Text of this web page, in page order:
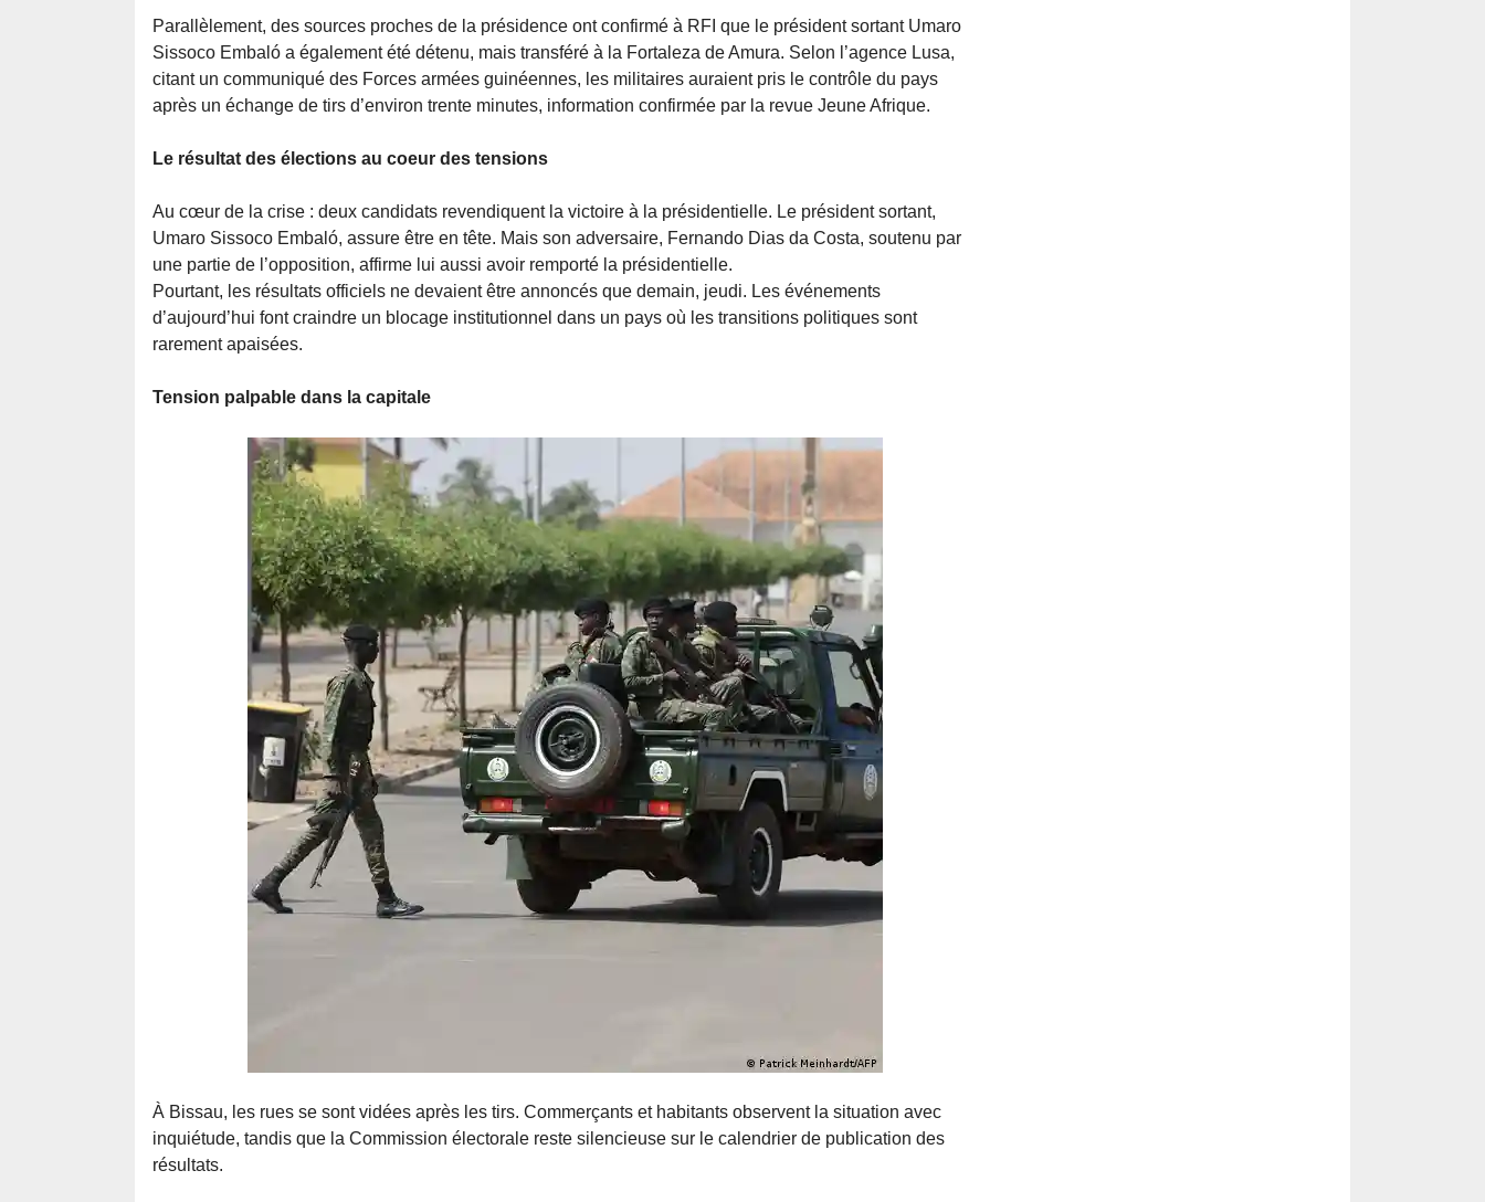
Parallèlement, des sources proches de la présidence ont confirmé à RFI que le président sortant Umaro
Sissoco Embaló a également été détenu, mais transféré à la Fortaleza de Amura. Selon l’agence Lusa,
citant un communiqué des Forces armées guinéennes, les militaires auraient pris le contrôle du pays
après un échange de tirs d’environ trente minutes, information confirmée par la revue Jeune Afrique.
Le résultat des élections au coeur des tensions
Au cœur de la crise : deux candidats revendiquent la victoire à la présidentielle. Le président sortant,
Umaro Sissoco Embaló, assure être en tête. Mais son adversaire, Fernando Dias da Costa, soutenu par
une partie de l’opposition, affirme lui aussi avoir remporté la présidentielle.
Pourtant, les résultats officiels ne devaient être annoncés que demain, jeudi. Les événements
d’aujourd’hui font craindre un blocage institutionnel dans un pays où les transitions politiques sont
rarement apaisées.
Tension palpable dans la capitale
À Bissau, les rues se sont vidées après les tirs. Commerçants et habitants observent la situation avec
inquiétude, tandis que la Commission électorale reste silencieuse sur le calendrier de publication des
résultats.